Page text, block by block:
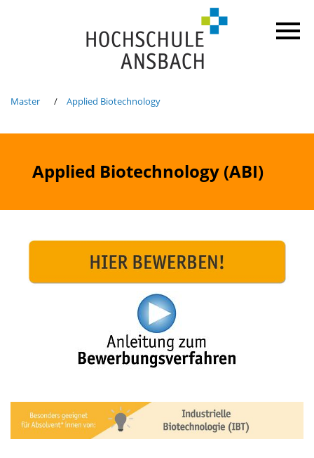
Master Applied Biotechnology
Applied Biotechnology (ABI)